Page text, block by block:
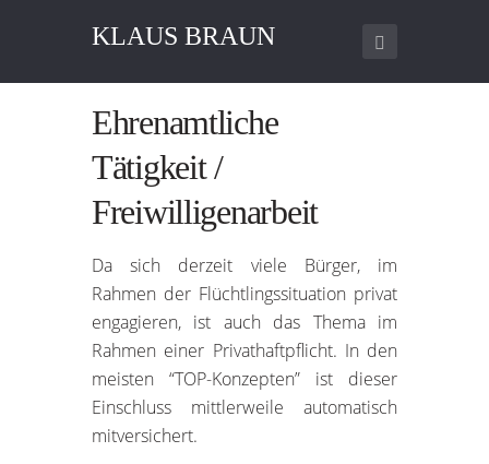
KLAUS BRAUN
Ehrenamtliche
Tätigkeit /
Freiwilligenarbeit
Da sich derzeit viele Bürger, im
Rahmen der Flüchtlingssituation privat
engagieren, ist auch das Thema im
Rahmen einer Privathaftpflicht. In den
meisten “TOP-Konzepten” ist dieser
Einschluss mittlerweile automatisch
mitversichert.